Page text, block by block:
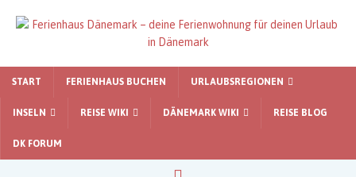
START FERIENHAUS BUCHEN URLAUBSREGIONEN
INSELN REISE WIKI DÄNEMARK WIKI REISE BLOG
DK FORUM